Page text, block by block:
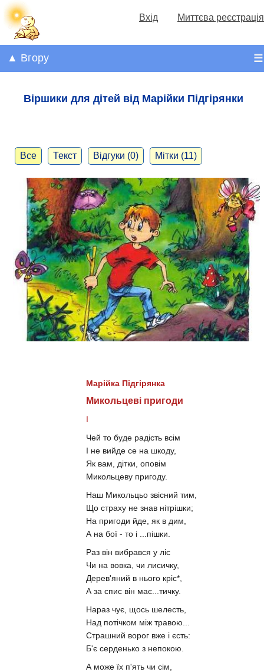
Вхід Миттєва реєстрація
☰
▲ Вгору
Віршики для дітей від Марійки Підгірянки
Все Текст Відгуки (0) Мітки (11)
Марійка Підгірянка
Микольцеві пригоди
I
Чей то буде радість всім
І не вийде се на шкоду,
Як вам, дітки, оповім
Микольцеву пригоду.
Наш Микольцьо звісний тим,
Що страху не знав нітрішки;
На пригоди йде, як в дим,
А на бої - то і ...пішки.
Раз він вибрався у ліс
Чи на вовка, чи лисичку,
Дерев'яний в нього кріс*,
А за спис він має...тичку.
Нараз чує, щось шелесть,
Над потічком між травою...
Страшний ворог вже і єсть:
Б'є серденько з непокою.
А може їх п'ять чи сім,